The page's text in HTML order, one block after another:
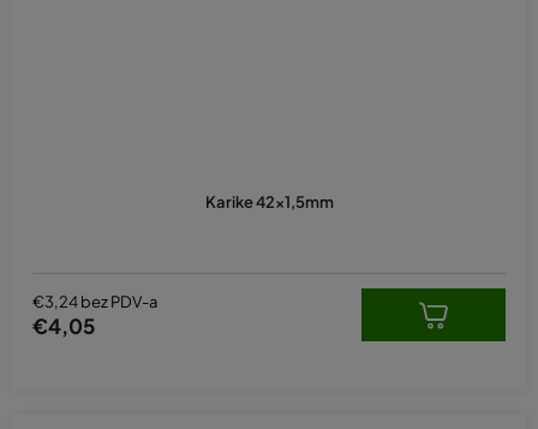
Karike 42x1,5mm
€3,24 bez PDV-a
€4,05